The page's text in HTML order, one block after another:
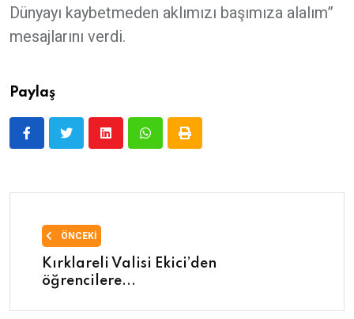
Dünyayı kaybetmeden aklımızı başımıza alalım”
mesajlarını verdi.
Paylaş
ÖNCEKI
Kırklareli Valisi Ekici’den
öğrencilere...